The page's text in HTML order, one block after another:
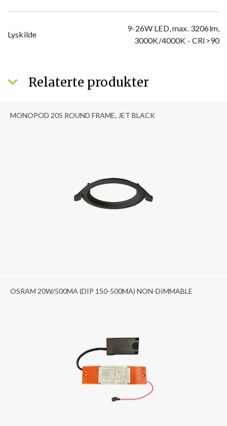
Lyskilde
9-26W LED, max. 3206lm,
3000K/4000K - CRI>90
Relaterte produkter
MONOPOD 205 ROUND FRAME, JET BLACK
OSRAM 20W/500MA (DIP 150-500MA) NON-DIMMABLE